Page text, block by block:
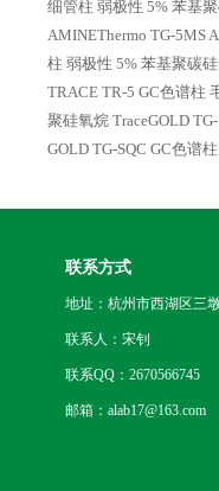
细管柱 弱极性 5% 苯基
AMINEThermo TG-5MS
柱 弱极性 5% 苯基聚碳
TRACE TR-5 GC色谱柱
聚硅氧烷 TraceGOLD
GOLD TG-SQC GC色谱
联系方式
地址：杭州市西湖区三
联系人：宋钊
联系QQ：2670566745
邮箱：alab17@163.com